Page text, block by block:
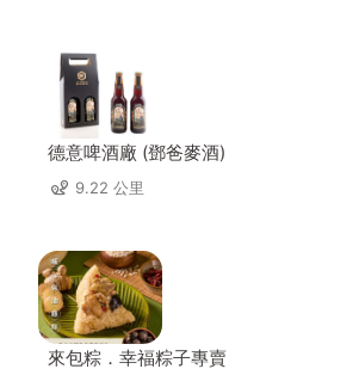
德意啤酒廠 (鄧爸麥酒)
9.22 公里
來包粽．幸福粽子專賣